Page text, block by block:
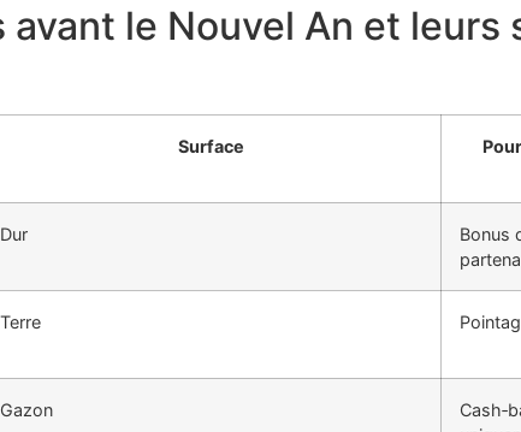
le Nouvel An et leurs
Surface
Dur
Bonus
Terre
Gazon